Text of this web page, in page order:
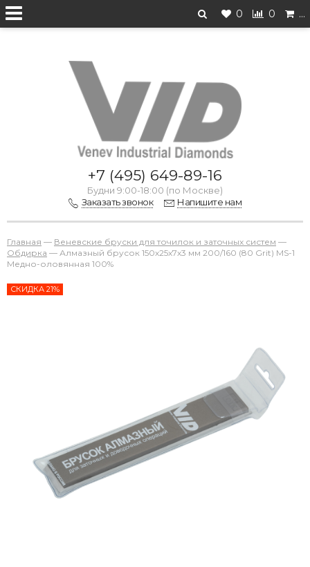
0 0 …
Перейти на старую версию
+7 (495) 649-89-16
Будни 9:00-18:00 (по Москве)
Заказать звонок
Напишите нам
Главная — Веневские бруски для точилок и заточных систем —
Обдирка — Алмазный брусок 150х25х7х3 мм 200/160 (80 Grit) MS-1
Медно-оловянная 100%
СКИДКА 21%